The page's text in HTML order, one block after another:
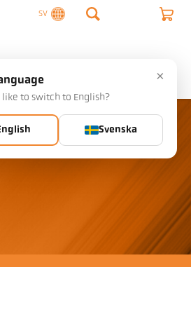
SV
Kontakta ×
to switch to English?
Svenska